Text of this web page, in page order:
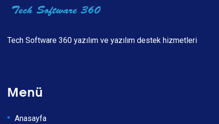
Tech Software 360 yazılım ve yazılım destek hizmetleri
Menü
Anasayfa